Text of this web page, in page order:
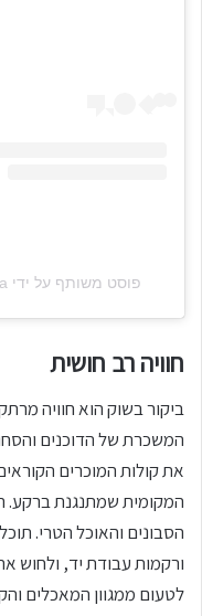
פוסט משותף על ידי ‏‎Tatiana Izmaylova‎‏ (@‏‎ladylove_xx‎‏)
חוויה רב חושית
ביקור בשוק הוא חוויה
המשכרת של הדוכנים
את קולות המוכרים
המקומית שמתנגנת ברקע.
הסבונים והאוכל הטרי.
ורקמות עבודת יד, ולחוש
לטעום ממגוון המאכלים